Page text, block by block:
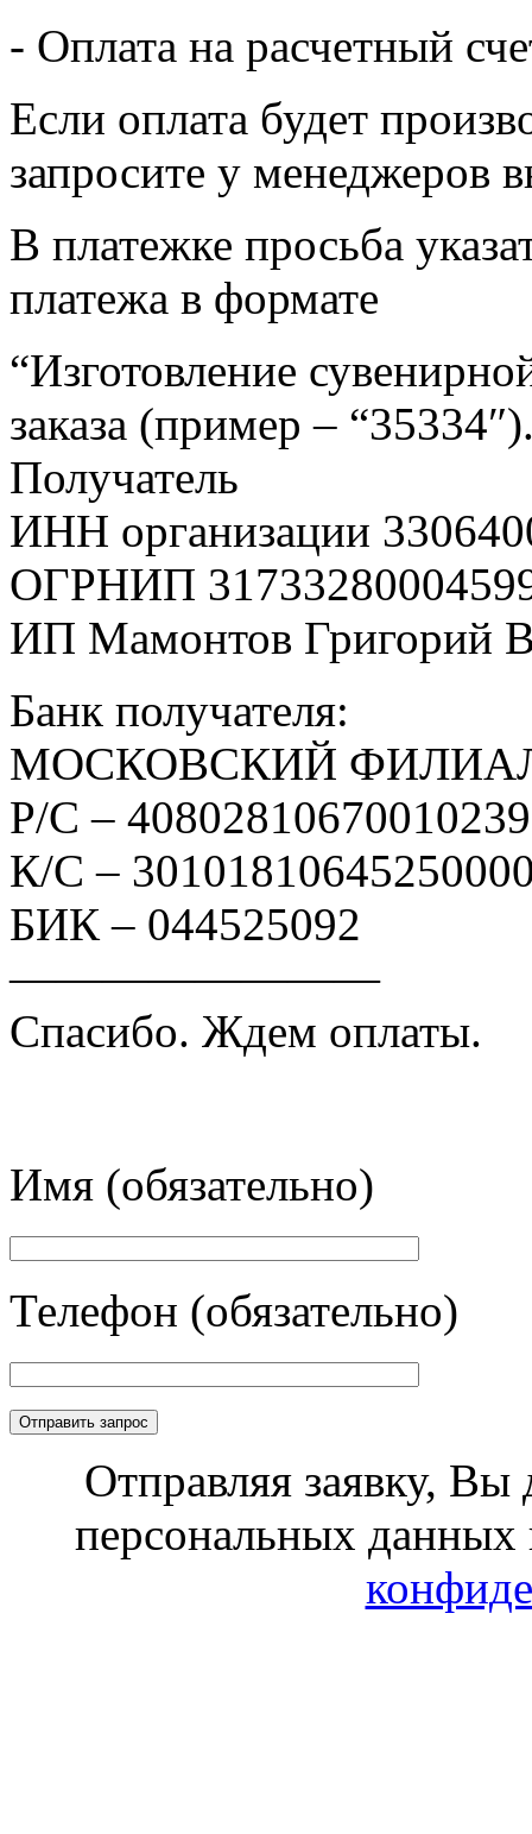
- Оплата на расчетный
Если оплата будет
запросите у менеджеров
В платежке просьба
платежа в формате
“Изготовление
заказа (пример –
Получатель
ИНН организации
ОГРНИП
ИП Мамонтов Григорий
Банк получателя:
МОСКОВСКИЙ
Р/С –
К/С –
БИК – 044525092
————————
Спасибо. Ждем оплаты.
Имя (обязательно)
Телефон (обязательно)
Отправляя заявку, Вы
персональных данных